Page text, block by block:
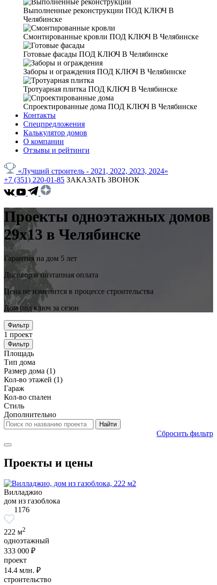
Выполненные реконструкции ПОД КЛЮЧ В
Челябинске
Смонтированные кровли ПОД КЛЮЧ В Челябинске
Готовые фасады ПОД КЛЮЧ В Челябинске
Заборы и ограждения ПОД КЛЮЧ В Челябинске
Тротуарная плитка ПОД КЛЮЧ В Челябинске
Спроектированные дома ПОД КЛЮЧ В Челябинске
Контакты
Спецпредложения
Калькулятор домов
О компании
Отзывы и рейтинги
«Лучший строитель - 2021, 2022, 2023, 2024»
+7 (351) 220-01-85 ЗАКАЗАТЬ ЗВОНОК
Проекты одноэтажных домов
29x13 в Челябинске
Гарантия на дом 5 лет
Договор и поэтапная оплата
Цена не изменится в процессе строительства
Дом под ключ за сезон
Фильтр
1 проект
Фильтр
Площадь
Тип дома
Размер дома (1)
Кол-во этажей (1)
Гараж
Кол-во спален
Стиль
Дополнительно
Сбросить фильтр
Проекты и цены
Вилладжио
дом из газоблока
1176
222 м2
одноэтажный
333 000 ₽
проект
14.4 млн. ₽
строительство